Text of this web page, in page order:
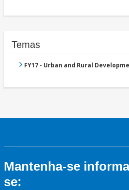
Temas
FY17 - Urban and Rural
Mantenha-se
se: